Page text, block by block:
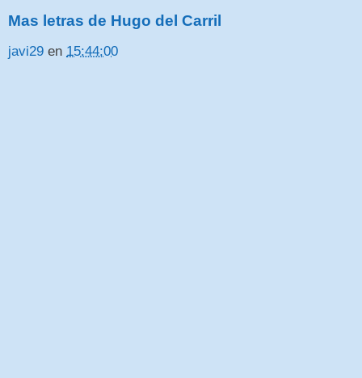
Mas letras de Hugo del Carril
javi29 en 15:44:00